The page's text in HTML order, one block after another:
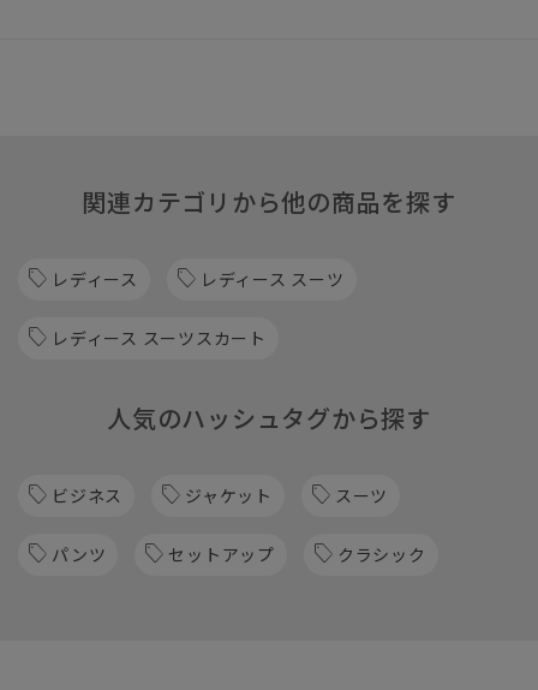
関連カテゴリから他の商品を探す
レディース レディース スーツ
レディース スーツスカート
人気のハッシュタグから探す
ビジネス ジャケット スーツ
パンツ セットアップ クラシック